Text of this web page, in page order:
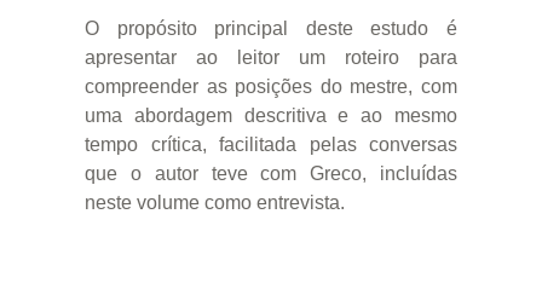
O propósito principal deste estudo é
apresentar ao leitor um roteiro para
compreender as posições do mestre, com
uma abordagem descritiva e ao mesmo
tempo crítica, facilitada pelas conversas
que o autor teve com Greco, incluídas
neste volume como entrevista.